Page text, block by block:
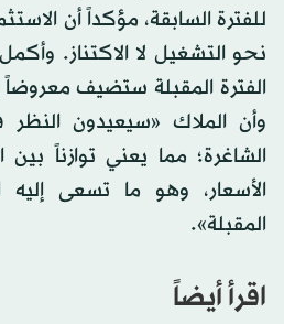
للفترة السابقة، مؤكداً أن
نحو التشغيل لا الاكتناز.
الفترة المقبلة ستضيف
وأن الملاك «سيعيدون النظر
الشاغرة؛ مما يعني توازناً
الأسعار، وهو ما تسعى
المقبلة».
اقرأ أيضاً